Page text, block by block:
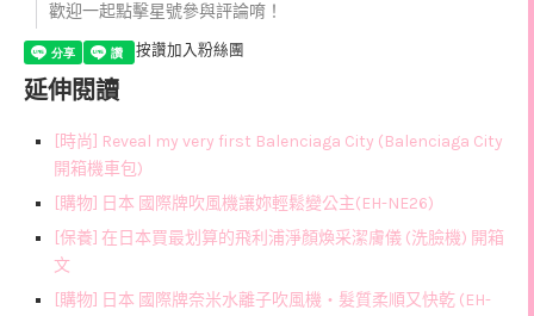
歡迎一起點擊星號參與評論唷！
按讚加入粉絲團
延伸閱讀
[時尚] Reveal my very first Balenciaga City (Balenciaga City
開箱機車包)
[購物] 日本 國際牌吹風機讓妳輕鬆變公主(EH-NE26)
[保養] 在日本買最划算的飛利浦淨顏煥采潔膚儀 (洗臉機) 開箱
文
[購物] 日本 國際牌奈米水離子吹風機‧髮質柔順又快乾 (EH-